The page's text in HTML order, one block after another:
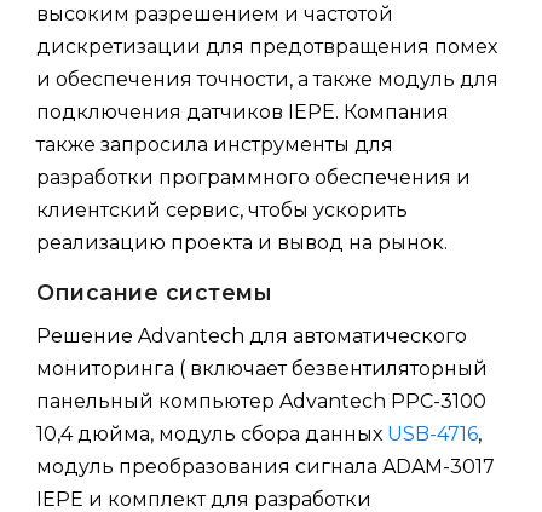
высоким разрешением и частотой
дискретизации для предотвращения помех
и обеспечения точности, а также модуль для
подключения датчиков IEPE. Компания
также запросила инструменты для
разработки программного обеспечения и
клиентский сервис, чтобы ускорить
реализацию проекта и вывод на рынок.
Описание системы
Решение Advantech для автоматического
мониторинга ( включает безвентиляторный
панельный компьютер Advantech PPC-3100
10,4 дюйма, модуль сбора данных USB-4716,
модуль преобразования сигнала ADAM-3017
IEPE и комплект для разработки